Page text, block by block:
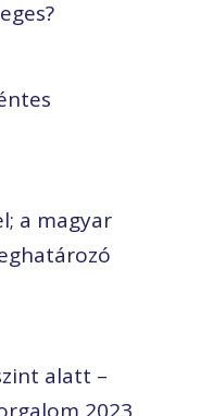
a magyar
alatt –
2023